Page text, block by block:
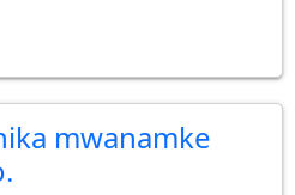
mwanamke